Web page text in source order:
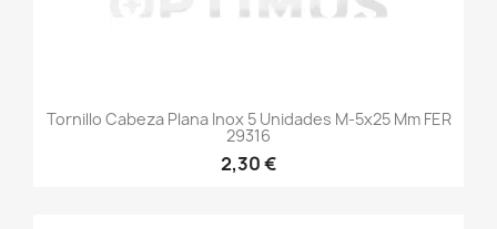
Tornillo Cabeza Plana Inox 5 Unidades M-5x25 Mm FER
29316
2,30 €